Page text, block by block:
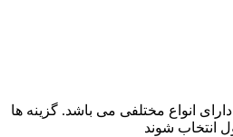
انواع مختلفی می باشد. گزینه ها
شوند